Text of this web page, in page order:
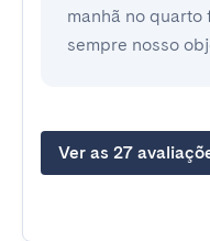
manhã no quarto
sempre nosso
Ver as 27